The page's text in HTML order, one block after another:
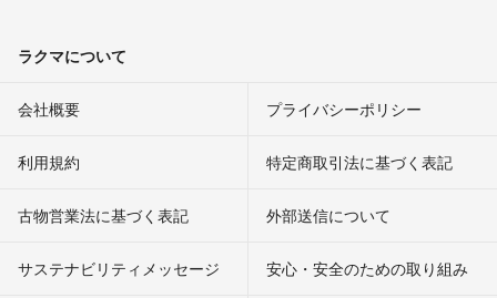
ラクマについて
会社概要 プライバシーポリシー
利用規約 特定商取引法に基づく表記
古物営業法に基づく表記 外部送信について
サステナビリティメッセージ 安心・安全のための取り組み